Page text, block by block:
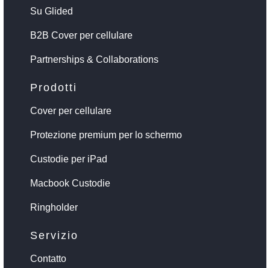
Su Glided
B2B Cover per cellulare
Partnerships & Collaborations
Prodotti
Cover per cellulare
Protezione premium per lo schermo
Custodie per iPad
Macbook Custodie
Ringholder
Servizio
Contatto